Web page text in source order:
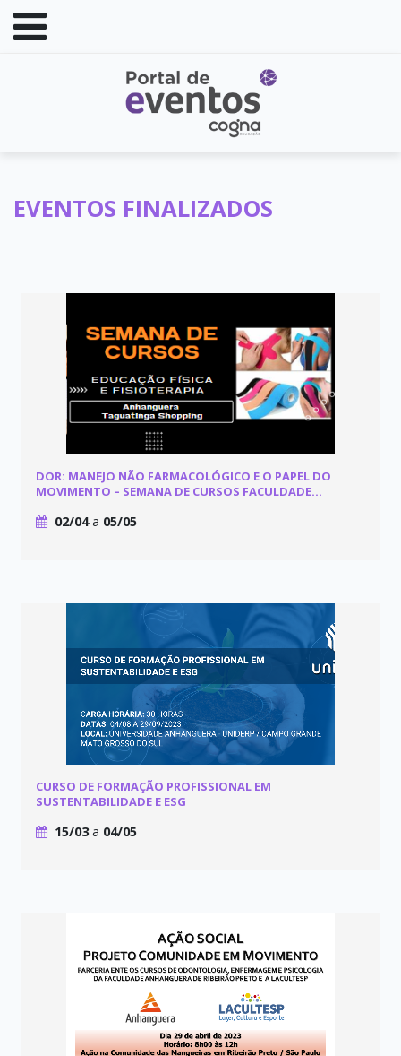
EVENTOS FINALIZADOS
DOR: MANEJO NÃO FARMACOLÓGICO E O PAPEL DO
MOVIMENTO – SEMANA DE CURSOS FACULDADE
02/04a 05/05
CURSO DE FORMAÇÃO PROFISSIONAL EM
SUSTENTABILIDADE E ESG
15/03a 04/05